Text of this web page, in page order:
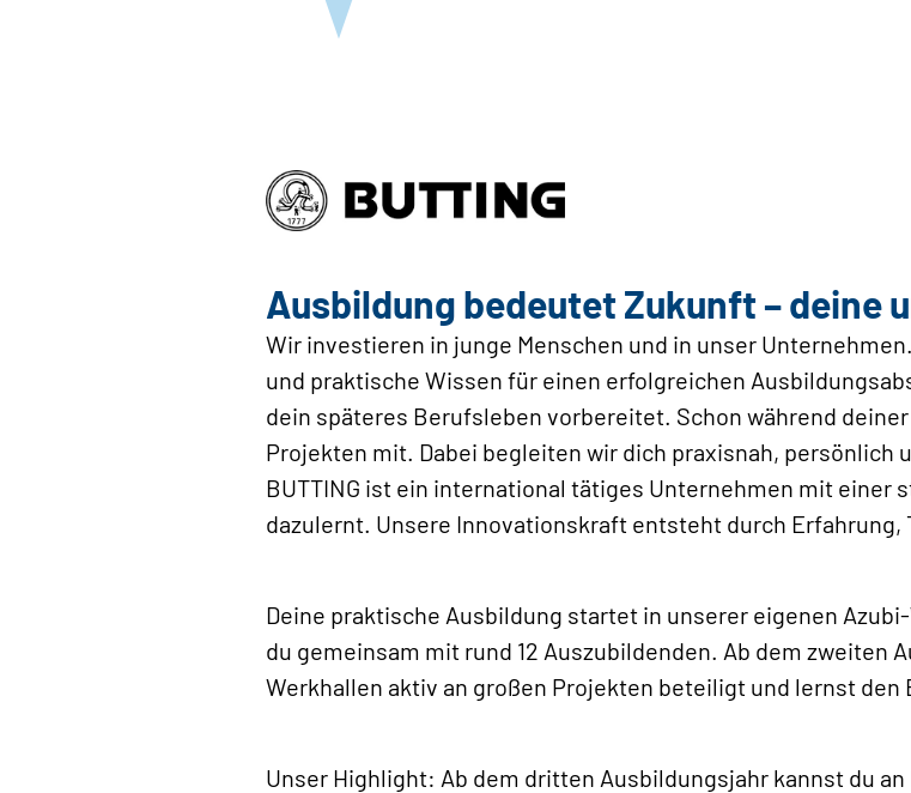
Ausbildung bedeutet Zukunft – deine
Wir investieren in junge Menschen und in unser
und praktische Wissen für einen erfolgreichen
dein späteres Berufsleben vorbereitet. Schon während
Projekten mit. Dabei begleiten wir dich praxisnah,
BUTTING ist ein international tätiges Unternehmen mit einer
dazulernt. Unsere Innovationskraft entsteht durch Erfahrung,
Deine praktische Ausbildung startet in unserer eigenen
du gemeinsam mit rund 12 Auszubildenden. Ab dem zweiten
Werkhallen aktiv an großen Projekten beteiligt und lernst den
Unser Highlight: Ab dem dritten Ausbildungsjahr kannst du